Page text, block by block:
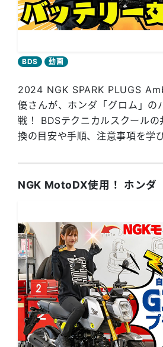
BDS
動画
2024 NGK SPARK PLUGS
優さんが、ホンダ「グロム」の
戦！ BDSテクニカルスクールの
換の目安や手順、注意事項を学